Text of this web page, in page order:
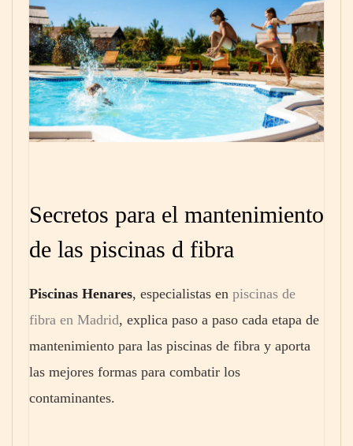
Secretos para el mantenimiento
de las piscinas d fibra
Piscinas Henares, especialistas en piscinas de
fibra en Madrid, explica paso a paso cada etapa de
mantenimiento para las piscinas de fibra y aporta
las mejores formas para combatir los
contaminantes.